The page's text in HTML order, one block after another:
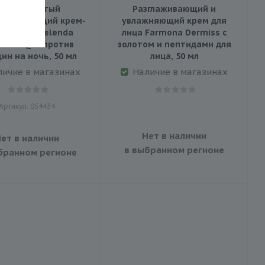
крем-
Bielenda
+ Q10 против
на ночь, 50 мл
в магазинах
Артикул: 054434
в наличии
регионе
Разглаживающий и
увлажняющий крем для
лица Farmona Dermiss с
золотом и пептидами для
лица, 50 мл
Наличие в магазинах
Нет в наличии
в выбранном регионе